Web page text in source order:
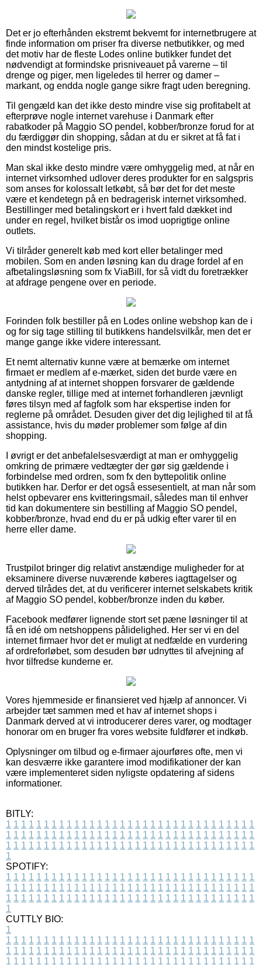
Det er jo efterhånden ekstremt bekvemt for internetbrugere at
finde information om priser fra diverse netbutikker, og med
det motiv har de fleste Lodes online butikker fundet det
nødvendigt at formindske prisniveauet på varerne – til
drenge og piger, men ligeledes til herrer og damer –
markant, og endda nogle gange sikre fragt uden beregning.
Til gengæld kan det ikke desto mindre vise sig profitabelt at
efterprøve nogle internet varehuse i Danmark efter
rabatkoder på Maggio SO pendel, kobber/bronze forud for at
du færdiggør din shopping, sådan at du er sikret at få fat i
den mindst kostelige pris.
Man skal ikke desto mindre være omhyggelig med, at når en
internet virksomhed udlover deres produkter for en salgspris
som anses for kolossalt letkøbt, så bør det for det meste
være et kendetegn på en bedragerisk internet virksomhed.
Bestillinger med betalingskort er i hvert fald dækket ind
under en regel, hvilket bistår os imod uoprigtige online
outlets.
Vi tilråder generelt køb med kort eller betalinger med
mobilen. Som en anden løsning kan du drage fordel af en
afbetalingsløsning som fx ViaBill, for så vidt du foretrækker
at afdrage pengene over en periode.
Forinden folk bestiller på en Lodes online webshop kan de i
og for sig tage stilling til butikkens handelsvilkår, men det er
mange gange ikke videre interessant.
Et nemt alternativ kunne være at bemærke om internet
firmaet er medlem af e-mærket, siden det burde være en
antydning af at internet shoppen forsvarer de gældende
danske regler, tillige med at internet forhandleren jævnligt
føres tilsyn med af fagfolk som har ekspertise inden for
reglerne på området. Desuden giver det dig lejlighed til at få
assistance, hvis du møder problemer som følge af din
shopping.
I øvrigt er det anbefalelsesværdigt at man er omhyggelig
omkring de primære vedtægter der gør sig gældende i
forbindelse med ordren, som fx den byttepolitik online
butikken har. Derfor er det også essesentielt, at man når som
helst opbevarer ens kvitteringsmail, således man til enhver
tid kan dokumentere sin bestilling af Maggio SO pendel,
kobber/bronze, hvad end du er på udkig efter varer til en
herre eller dame.
Trustpilot bringer dig relativt anstændige muligheder for at
eksaminere diverse nuværende køberes iagttagelser og
derved tilrådes det, at du verificerer internet selskabets kritik
af Maggio SO pendel, kobber/bronze inden du køber.
Facebook medfører lignende stort set pæne løsninger til at
få en idé om netshoppens pålidelighed. Her ser vi en del
internet firmaer hvor det er muligt at nedfælde en vurdering
af ordreforløbet, som desuden bør udnyttes til afvejning af
hvor tilfredse kunderne er.
Vores hjemmeside er finansieret ved hjælp af annoncer. Vi
arbejder tæt sammen med et hav af internet shops i
Danmark derved at vi introducerer deres varer, og modtager
honorar om en bruger fra vores website fuldfører et indkøb.
Oplysninger om tilbud og e-firmaer ajourføres ofte, men vi
kan desværre ikke garantere imod modifikationer der kan
være implementeret siden nyligste opdatering af sidens
informationer.
BITLY:
1 1 1 1 1 1 1 1 1 1 1 1 1 1 1 1 1 1 1 1 1 1 1 1 1 1 1 1 1 1 1 1 1
1 1 1 1 1 1 1 1 1 1 1 1 1 1 1 1 1 1 1 1 1 1 1 1 1 1 1 1 1 1 1 1 1
1 1 1 1 1 1 1 1 1 1 1 1 1 1 1 1 1 1 1 1 1 1 1 1 1 1 1 1 1 1 1 1 1
1
SPOTIFY:
1 1 1 1 1 1 1 1 1 1 1 1 1 1 1 1 1 1 1 1 1 1 1 1 1 1 1 1 1 1 1 1 1
1 1 1 1 1 1 1 1 1 1 1 1 1 1 1 1 1 1 1 1 1 1 1 1 1 1 1 1 1 1 1 1 1
1 1 1 1 1 1 1 1 1 1 1 1 1 1 1 1 1 1 1 1 1 1 1 1 1 1 1 1 1 1 1 1 1
1
CUTTLY BIO:
1
1 1 1 1 1 1 1 1 1 1 1 1 1 1 1 1 1 1 1 1 1 1 1 1 1 1 1 1 1 1 1 1 1
1 1 1 1 1 1 1 1 1 1 1 1 1 1 1 1 1 1 1 1 1 1 1 1 1 1 1 1 1 1 1 1 1
1 1 1 1 1 1 1 1 1 1 1 1 1 1 1 1 1 1 1 1 1 1 1 1 1 1 1 1 1 1 1 1 1